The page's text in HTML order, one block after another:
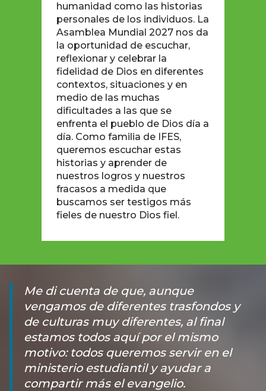
humanidad como las historias
personales de los individuos. La
Asamblea Mundial 2027 nos da
la oportunidad de escuchar,
reflexionar y celebrar la
fidelidad de Dios en diferentes
contextos, situaciones y en
medio de las muchas
dificultades a las que se
enfrenta el pueblo de Dios día a
día. Como familia de IFES,
queremos escuchar estas
historias y aprender de
nuestros logros y nuestros
fracasos a medida que
buscamos ser testigos más
fieles de nuestro Dios fiel.
Me di cuenta de que, aunque
vengamos de diferentes trasfondos y
de culturas muy diferentes, al final
estamos todos aquí por el mismo
motivo: todos queremos servir en el
ministerio estudiantil y ayudar a
compartir más el evangelio.